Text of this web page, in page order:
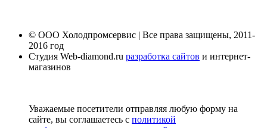
© ООО Холодпромсервис | Все права защищены, 2011-
2016 год
Студия Web-diamond.ru разработка сайтов и интернет-
магазинов
Уважаемые посетители отправляя любую форму на
сайте, вы соглашаетесь с политикой